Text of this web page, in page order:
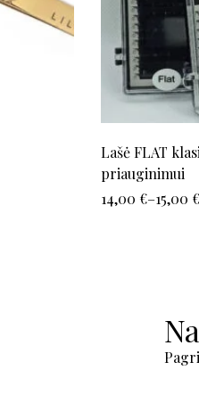
Lašė FLAT
priauginimui
14,00 €–15,00 €